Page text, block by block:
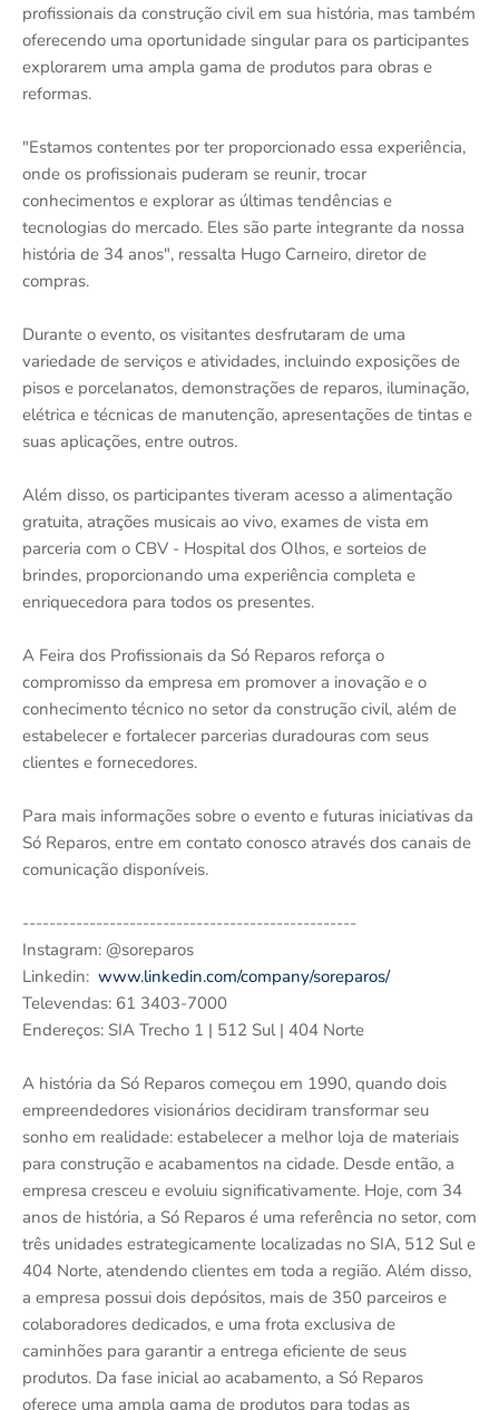
profissionais da construção civil em sua história, mas também
oferecendo uma oportunidade singular para os participantes
explorarem uma ampla gama de produtos para obras e
reformas.
"Estamos contentes por ter proporcionado essa experiência,
onde os profissionais puderam se reunir, trocar
conhecimentos e explorar as últimas tendências e
tecnologias do mercado. Eles são parte integrante da nossa
história de 34 anos", ressalta Hugo Carneiro, diretor de
compras.
Durante o evento, os visitantes desfrutaram de uma
variedade de serviços e atividades, incluindo exposições de
pisos e porcelanatos, demonstrações de reparos, iluminação,
elétrica e técnicas de manutenção, apresentações de tintas e
suas aplicações, entre outros.
Além disso, os participantes tiveram acesso a alimentação
gratuita, atrações musicais ao vivo, exames de vista em
parceria com o CBV - Hospital dos Olhos, e sorteios de
brindes, proporcionando uma experiência completa e
enriquecedora para todos os presentes.
A Feira dos Profissionais da Só Reparos reforça o
compromisso da empresa em promover a inovação e o
conhecimento técnico no setor da construção civil, além de
estabelecer e fortalecer parcerias duradouras com seus
clientes e fornecedores.
Para mais informações sobre o evento e futuras iniciativas da
Só Reparos, entre em contato conosco através dos canais de
comunicação disponíveis.
--------------------------------------------------
Instagram: @soreparos
Linkedin: www.linkedin.com/company/soreparos/
Televendas: 61 3403-7000
Endereços: SIA Trecho 1 | 512 Sul | 404 Norte
A história da Só Reparos começou em 1990, quando dois
empreendedores visionários decidiram transformar seu
sonho em realidade: estabelecer a melhor loja de materiais
para construção e acabamentos na cidade. Desde então, a
empresa cresceu e evoluiu significativamente. Hoje, com 34
anos de história, a Só Reparos é uma referência no setor, com
três unidades estrategicamente localizadas no SIA, 512 Sul e
404 Norte, atendendo clientes em toda a região. Além disso,
a empresa possui dois depósitos, mais de 350 parceiros e
colaboradores dedicados, e uma frota exclusiva de
caminhões para garantir a entrega eficiente de seus
produtos. Da fase inicial ao acabamento, a Só Reparos
oferece uma ampla gama de produtos para todas as